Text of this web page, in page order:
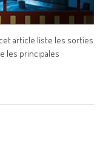
article liste les sorties
les principales